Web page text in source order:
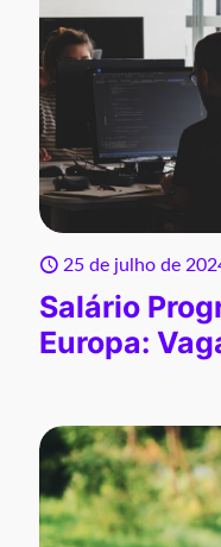
25 de julho de
Salário
Europa: